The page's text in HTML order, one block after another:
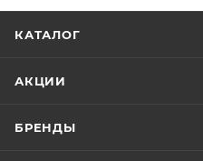
КАТАЛОГ
АКЦИИ
БРЕНДЫ